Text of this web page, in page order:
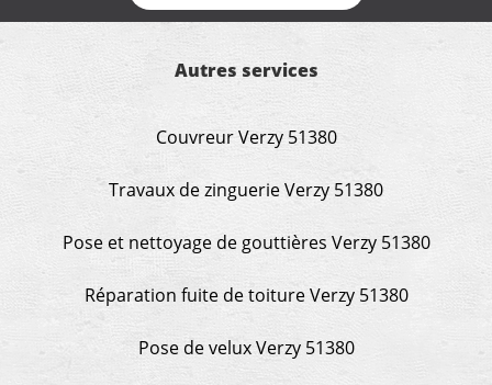
Autres services
Couvreur Verzy 51380
Travaux de zinguerie Verzy 51380
Pose et nettoyage de gouttières Verzy 51380
Réparation fuite de toiture Verzy 51380
Pose de velux Verzy 51380